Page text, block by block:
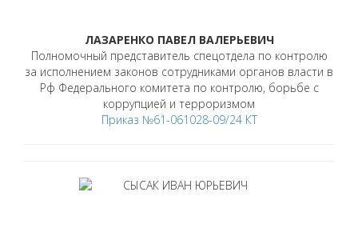
ЛАЗАРЕНКО ПАВЕЛ ВАЛЕРЬЕВИЧ
Полномочный представитель спецотдела по контролю
за исполнением законов сотрудниками органов власти в
Рф Федерального комитета по контролю, борьбе с
коррупцией и терроризмом
Приказ №61-061028-09/24 КТ